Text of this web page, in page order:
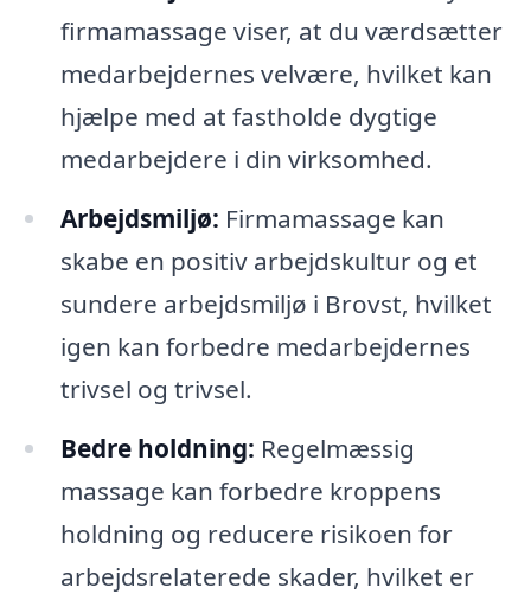
firmamassage viser, at du værdsætter
medarbejdernes velvære, hvilket kan
hjælpe med at fastholde dygtige
medarbejdere i din virksomhed.
Arbejdsmiljø: Firmamassage kan
skabe en positiv arbejdskultur og et
sundere arbejdsmiljø i Brovst, hvilket
igen kan forbedre medarbejdernes
trivsel og trivsel.
Bedre holdning: Regelmæssig
massage kan forbedre kroppens
holdning og reducere risikoen for
arbejdsrelaterede skader, hvilket er